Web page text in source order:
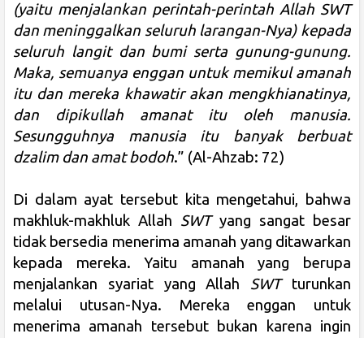
(yaitu menjalankan perintah-perintah Allah SWT
dan meninggalkan seluruh larangan-Nya) kepada
seluruh langit dan bumi serta gunung-gunung.
Maka, semuanya enggan untuk memikul amanah
itu dan mereka khawatir akan mengkhianatinya,
dan dipikullah amanat itu oleh manusia.
Sesungguhnya manusia itu banyak berbuat
dzalim dan amat bodoh.” (Al-Ahzab: 72)
Di dalam ayat tersebut kita mengetahui, bahwa
makhluk-makhluk Allah SWT yang sangat besar
tidak bersedia menerima amanah yang ditawarkan
kepada mereka.Yaitu amanah yang berupa
menjalankan syariat yang Allah
SWT
turunkan
melalui utusan-Nya. Mereka enggan untuk
menerima amanah tersebut bukan karena ingin